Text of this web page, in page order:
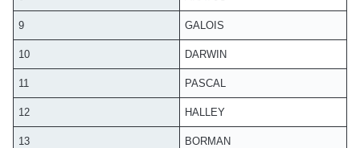
9 GALOIS
10 DARWIN
11 PASCAL
12 HALLEY
13 BORMAN